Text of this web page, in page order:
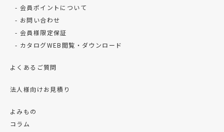
会員ポイントについて
お問い合わせ
会員様限定保証
カタログWEB閲覧・ダウンロード
よくあるご質問
法人様向けお見積り
よみもの
コラム